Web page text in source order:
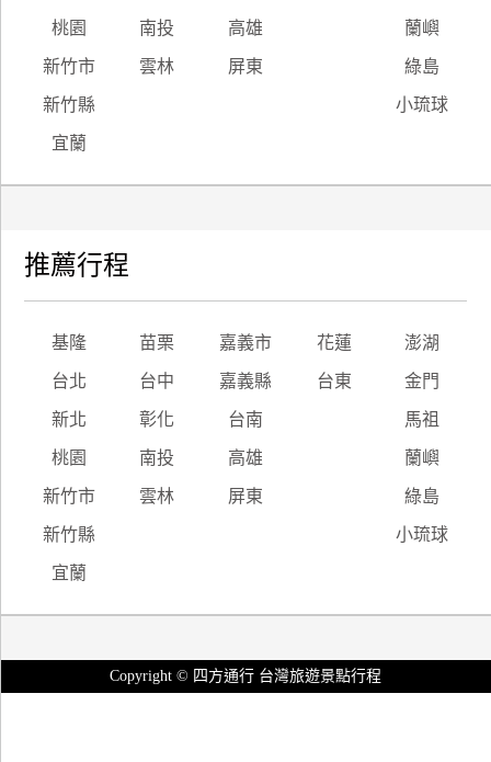
桃園 南投 高雄 蘭嶼
新竹市 雲林 屏東 綠島
新竹縣 小琉球
宜蘭
推薦行程
基隆 苗栗 嘉義市 花蓮 澎湖
台北 台中 嘉義縣 台東 金門
新北 彰化 台南 馬祖
桃園 南投 高雄 蘭嶼
新竹市 雲林 屏東 綠島
新竹縣 小琉球
宜蘭
Copyright © 四方通行 台灣旅遊景點行程